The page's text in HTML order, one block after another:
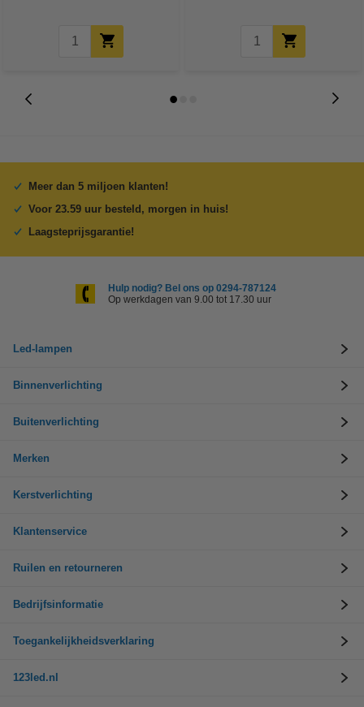
Meer dan 5 miljoen klanten!
Voor 23.59 uur besteld, morgen in huis!
Laagsteprijsgarantie!
Hulp nodig? Bel ons op 0294-787124
Op werkdagen van 9.00 tot 17.30 uur
Led-lampen
Binnenverlichting
Buitenverlichting
Merken
Kerstverlichting
Klantenservice
Ruilen en retourneren
Bedrijfsinformatie
Toegankelijkheidsverklaring
123led.nl